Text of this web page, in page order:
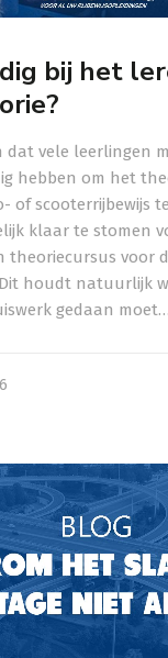
bij het
dat vele leerlingen
hebben om het
of scooterrijbewijs
klaar te stomen
theoriecursus voor
houdt natuurlijk
gedaan